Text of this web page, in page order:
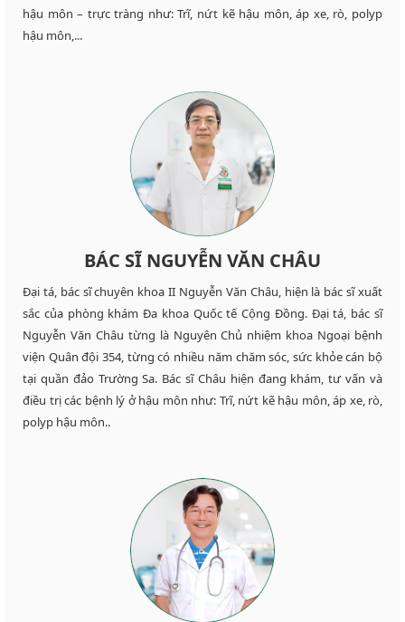
hậu môn – trực tràng như: Trĩ, nứt kẽ hậu môn, áp xe, rò, polyp
hậu môn,...
BÁC SĨ NGUYỄN VĂN CHÂU
Đại tá, bác sĩ chuyên khoa II Nguyễn Văn Châu, hiện là bác sĩ xuất
sắc của phòng khám Đa khoa Quốc tế Cộng Đồng. Đại tá, bác sĩ
Nguyễn Văn Châu từng là Nguyên Chủ nhiệm khoa Ngoại bệnh
viện Quân đội 354, từng có nhiều năm chăm sóc, sức khỏe cán bộ
tại quần đảo Trường Sa. Bác sĩ Châu hiện đang khám, tư vấn và
điều trị các bệnh lý ở hậu môn như: Trĩ, nứt kẽ hậu môn, áp xe, rò,
polyp hậu môn..